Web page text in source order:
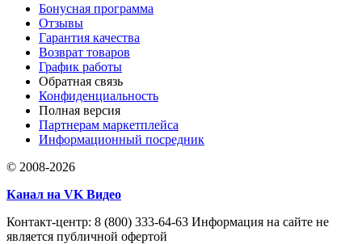
Бонусная программа
Отзывы
Гарантия качества
Возврат товаров
График работы
Обратная связь
Конфиденциальность
Полная версия
Партнерам маркетплейса
Информационный посредник
© 2008-2026
Канал на VK Видео
Контакт-центр: 8 (800) 333-64-63 Информация на сайте не
является публичной офертой